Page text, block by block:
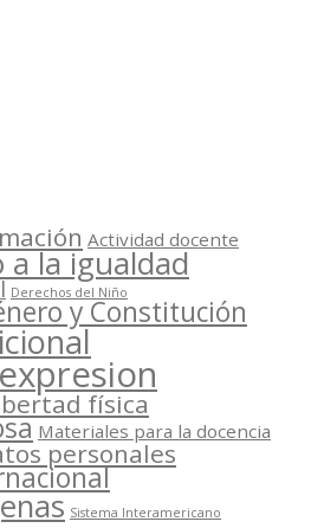
Actividad docente
a la igualdad
Derechos del Niño
y Constitución
física
Materiales para la docencia
personales
Sistema Interamericano